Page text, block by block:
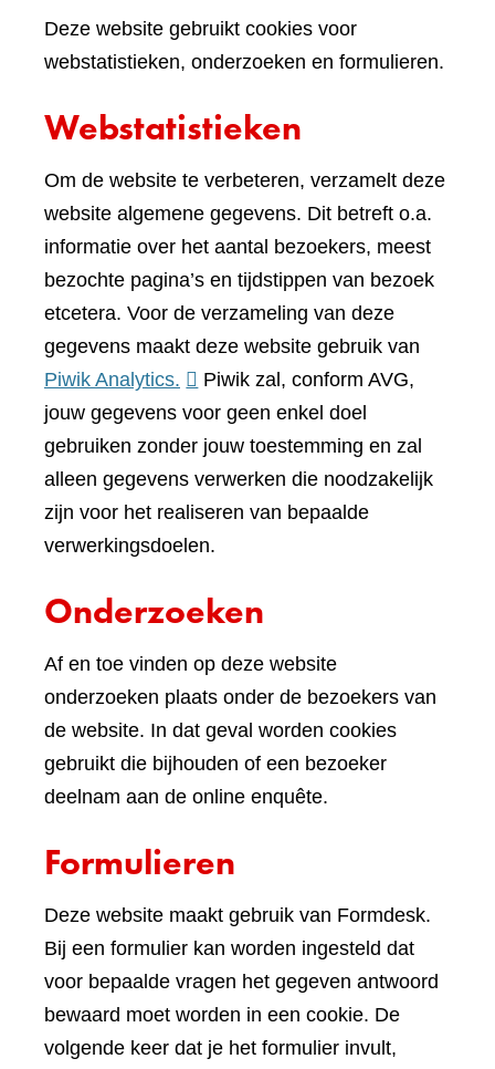
Deze website gebruikt cookies voor
webstatistieken, onderzoeken en formulieren.
Webstatistieken
Om de website te verbeteren, verzamelt deze
website algemene gegevens. Dit betreft o.a.
informatie over het aantal bezoekers, meest
bezochte pagina’s en tijdstippen van bezoek
etcetera. Voor de verzameling van deze
gegevens maakt deze website gebruik van
Piwik Analytics. (verwijst
naar
een
andere
website)
Piwik zal, conform AVG,
jouw gegevens voor geen enkel doel
gebruiken zonder jouw toestemming en zal
alleen gegevens verwerken die noodzakelijk
zijn voor het realiseren van bepaalde
verwerkingsdoelen.
Onderzoeken
Af en toe vinden op deze website
onderzoeken plaats onder de bezoekers van
de website. In dat geval worden cookies
gebruikt die bijhouden of een bezoeker
deelnam aan de online enquête.
Formulieren
Deze website maakt gebruik van Formdesk.
Bij een formulier kan worden ingesteld dat
voor bepaalde vragen het gegeven antwoord
bewaard moet worden in een cookie. De
volgende keer dat je het formulier invult,